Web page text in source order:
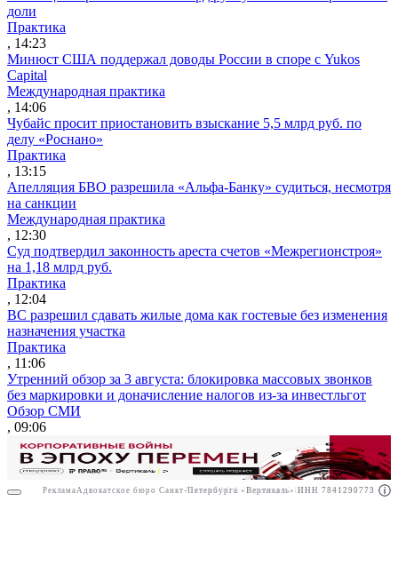
РекламаООО "Право.ру" ИНН: 7704835288
доли
Практика
, 14:23
Минюст США поддержал доводы России в споре с Yukos
Capital
Международная практика
, 14:06
Чубайс просит приостановить взыскание 5,5 млрд руб. по
делу «Роснано»
Практика
, 13:15
Апелляция БВО разрешила «Альфа-Банку» судиться, несмотря
на санкции
Международная практика
, 12:30
Суд подтвердил законность ареста счетов «Межрегионстроя»
на 1,18 млрд руб.
Практика
, 12:04
ВС разрешил сдавать жилые дома как гостевые без изменения
назначения участка
Практика
, 11:06
Утренний обзор за 3 августа: блокировка массовых звонков
без маркировки и доначисление налогов из-за инвестльгот
Обзор СМИ
, 09:06
Реклама Адвокатское бюро Санкт-Петербурга «Вертикаль» ИНН 7841290773